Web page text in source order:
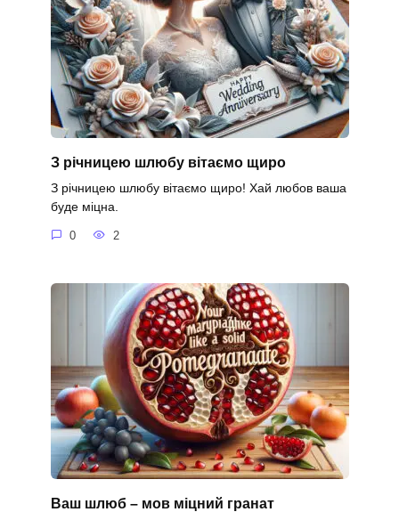
З річницею шлюбу вітаємо щиро
З річницею шлюбу вітаємо щиро! Хай любов ваша
буде міцна.
0 2
Ваш шлюб – мов міцний гранат